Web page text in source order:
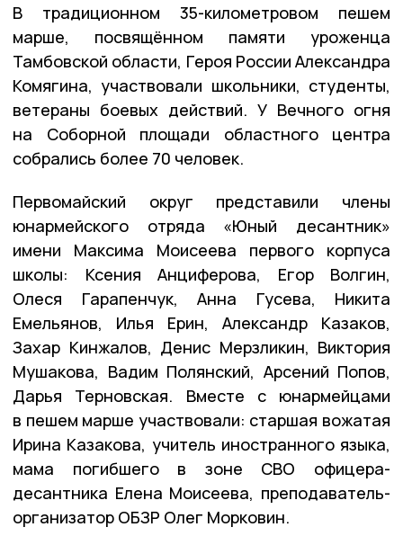
В традиционном 35-километровом пешем
марше, посвящённом памяти уроженца
Тамбовской области, Героя России Александра
Комягина, участвовали школьники, студенты,
ветераны боевых действий. У Вечного огня
на Соборной площади областного центра
собрались более 70 человек.
Первомайский округ представили члены
юнармейского отряда «Юный десантник»
имени Максима Моисеева первого корпуса
школы: Ксения Анциферова, Егор Волгин,
Олеся Гарапенчук, Анна Гусева, Никита
Емельянов, Илья Ерин, Александр Казаков,
Захар Кинжалов, Денис Мерзликин, Виктория
Мушакова, Вадим Полянский, Арсений Попов,
Дарья Терновская. Вместе с юнармейцами
в пешем марше участвовали: старшая вожатая
Ирина Казакова, учитель иностранного языка,
мама погибшего в зоне СВО офицера-
десантника Елена Моисеева, преподаватель-
организатор ОБЗР Олег Морковин.